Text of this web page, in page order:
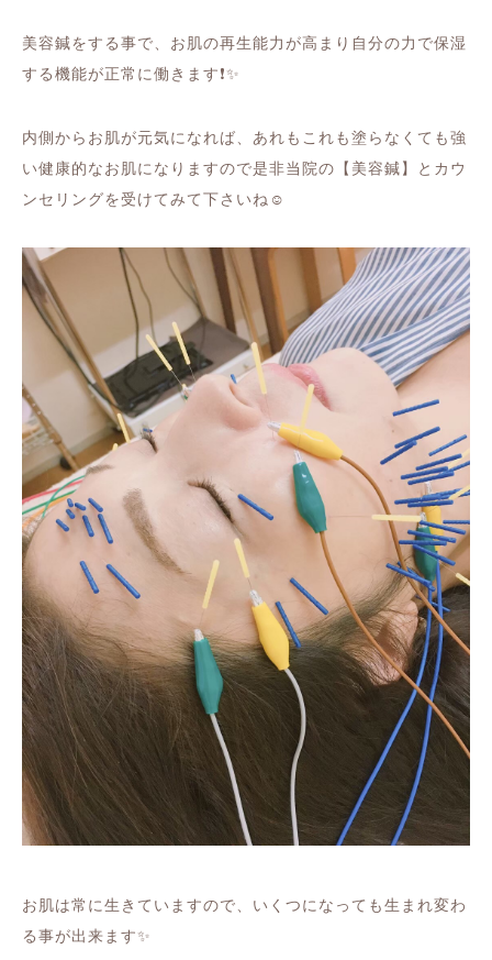
美容鍼をする事で、お肌の再生能力が高まり自分の力で保湿
する機能が正常に働きます❗️✨
内側からお肌が元気になれば、あれもこれも塗らなくても強
い健康的なお肌になりますので是非当院の【美容鍼】とカウ
ンセリングを受けてみて下さいね ☺️
お肌は常に生きていますので、いくつになっても生まれ変わ
る事が出来ます✨